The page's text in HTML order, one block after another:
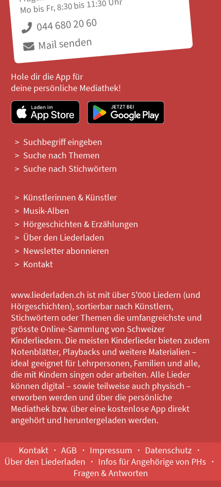
Mo bis Fr, 8:30 bis 11:30 Uhr
044 680 20 60
Mail senden
Hole dir die App für
deine persönliche Mediathek!
Suchbegriff eingeben
Suche nach Themen
Suche nach Stichwörtern
Künstlerinnen & Künstler
Musik-Alben
Hörgeschichten & Erzählungen
Über den Liederladen
Newsletter abonnieren
Kontakt
www.liederladen.ch ist mit über 5'000 Liedern (und
Hörgeschichten), sortierbar nach Künstlern,
Stichwörtern oder Themen die umfangreichste und
grösste Online-Sammlung von Schweizer
Kinderliedern. Die meisten Kinderlieder bieten zudem
Notenblätter, Playbacks und weitere Materialien –
ideal geeignet für Lehrpersonen, Familien und alle,
die mit Kindern singen oder arbeiten. Alle Lieder
können digital – sowie teilweise auch physisch –
erworben werden und über die persönliche
Mediathek bzw. über eine kostenlose App direkt
angehört und heruntergeladen werden.
Kontakt AGB Impressum
Datenschutz
Über den Liederladen
Infos für Angehörige von PHs
Fragen & Antworten